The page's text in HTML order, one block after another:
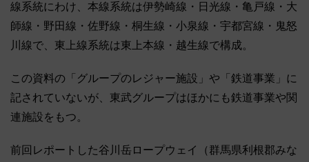
線系統にわけ、本線系統は伊勢崎線・日光線・亀戸線・大
師線・野田線・佐野線・桐生線・小泉線・宇都宮線・鬼怒
川線で、東上線系統は東上本線・越生線で構成。
この資料の「グループのレジャー施設」や「鉄道事業」に
記されていないが、東武グループはほかにも鉄道事業や関
連施設をもつ。
前回レポートした谷川岳ロープウェイ（群馬県利根郡みな